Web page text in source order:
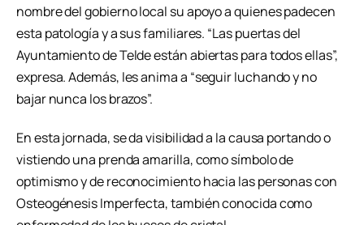
nombre del gobierno local su apoyo a quienes padecen
esta patología y a sus familiares. “Las puertas del
Ayuntamiento de Telde están abiertas para todos ellas”,
expresa. Además, les anima a “seguir luchando y no
bajar nunca los brazos”.
En esta jornada, se da visibilidad a la causa portando o
vistiendo una prenda amarilla, como símbolo de
optimismo y de reconocimiento hacia las personas con
Osteogénesis Imperfecta, también conocida como